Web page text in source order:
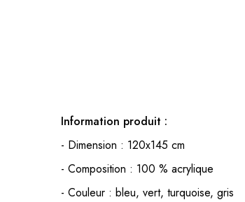
Information produit :
- Dimension : 120x145 cm
- Composition : 100 % acrylique
- Couleur : bleu, vert, turquoise, gris